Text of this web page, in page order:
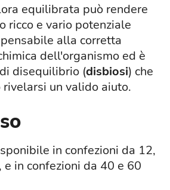
equilibrata può rendere
ricco e vario potenziale
alla corretta
dell'organismo ed è
disequilibrio (disbiosi) che
rivelarsi un valido aiuto.
in confezioni da 12,
in confezioni da 40 e 60